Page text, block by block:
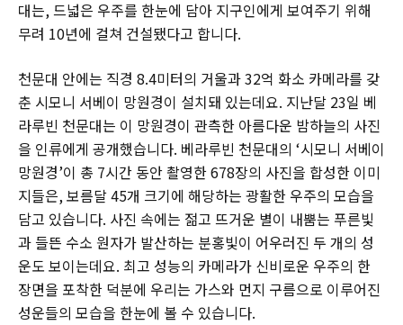
대는, 드넓은 우주를 한눈에 담아 지구인에게 보여주기 위해
무려 10년에 걸쳐 건설됐다고 합니다.
천문대 안에는 직경 8.4미터의 거울과 32억 화소 카메라를 갖
춘 시모니 서베이 망원경이 설치돼 있는데요. 지난달 23일 베
라루빈 천문대는 이 망원경이 관측한 아름다운 밤하늘의 사진
을 인류에게 공개했습니다. 베라루빈 천문대의 ‘시모니 서베이
망원경’이 총 7시간 동안 촬영한 678장의 사진을 합성한 이미
지들은, 보름달 45개 크기에 해당하는 광활한 우주의 모습을
담고 있습니다. 사진 속에는 젊고 뜨거운 별이 내뿜는 푸른빛
과 들뜬 수소 원자가 발산하는 분홍빛이 어우러진 두 개의 성
운도 보이는데요. 최고 성능의 카메라가 신비로운 우주의 한
장면을 포착한 덕분에 우리는 가스와 먼지 구름으로 이루어진
성운들의 모습을 한눈에 볼 수 있습니다.